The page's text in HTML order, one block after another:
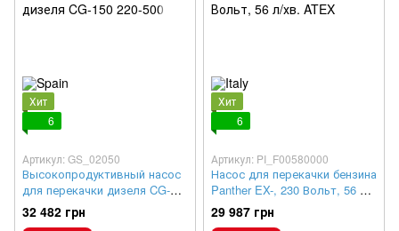
Хит
6
Артикул: GS_02050
Высокопродуктивный насос
для перекачки дизеля CG-
150 220-500
32 482 грн
Хит
6
Артикул: PI_F00580000
Насос для перекачки бензина
Panther EX-, 230 Вольт, 56 л/
хв. ATEX
29 987 грн